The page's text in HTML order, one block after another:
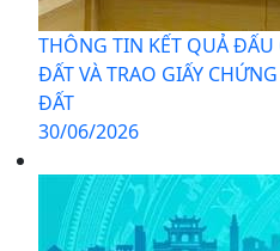
THÔNG TIN KẾT QUẢ
ĐẤT VÀ TRAO GIẤY
ĐẤT
30/06/2026